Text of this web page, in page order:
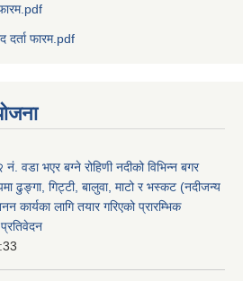
फारम.pdf
दर्ता फारम.pdf
नं. वडा भएर बग्ने रोहिणी नदीको विभिन्न बगर
ढुङ्गा, गिट्टी, बालुवा, माटो र भस्कट (नदीजन्य
लागि तयार गरिएको प्रारम्भिक